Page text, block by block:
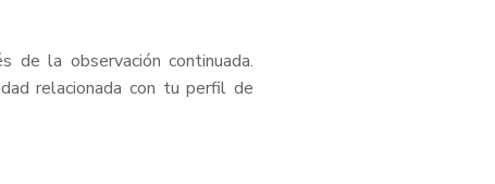
de la observación continuada.
relacionada con tu perfil de